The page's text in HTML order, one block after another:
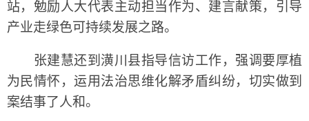
站，勉励人大代表主动担当作为、建言献策，引导
产业走绿色可持续发展之路。
张建慧还到潢川县指导信访工作，强调要厚植
为民情怀，运用法治思维化解矛盾纠纷，切实做到
案结事了人和。